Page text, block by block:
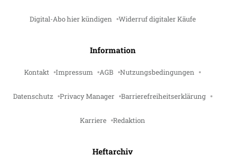
Digital-Abo hier kündigen Widerruf digitaler Käufe
Information
Kontakt Impressum AGB Nutzungsbedingungen
Datenschutz Privacy Manager Barrierefreiheitserklärung
Karriere Redaktion
Heftarchiv